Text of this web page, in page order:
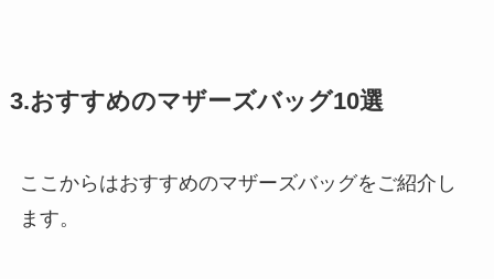
3.おすすめのマザーズバッグ10選
ここからはおすすめのマザーズバッグをご紹介し
ます。